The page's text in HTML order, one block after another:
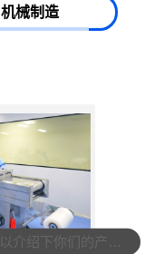
机械制造
可以介绍下你们的产品么